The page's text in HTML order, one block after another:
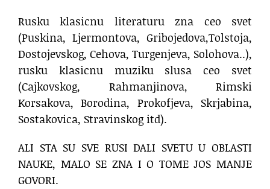
Rusku klasicnu literaturu zna ceo svet
(Puskina, Ljermontova, Gribojedova,Tolstoja,
Dostojevskog, Cehova, Turgenjeva, Solohova..),
rusku klasicnu muziku slusa ceo svet
(Cajkovskog, Rahmanjinova, Rimski
Korsakova, Borodina, Prokofjeva, Skrjabina,
Sostakovica, Stravinskog itd).
ALI STA SU SVE RUSI DALI SVETU U OBLASTI
NAUKE, MALO SE ZNA I O TOME JOS MANJE
GOVORI.